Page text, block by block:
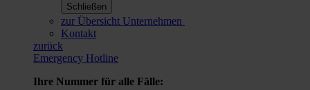
Schließen
zur Übersicht Unternehmen
Kontakt
zurück
Emergency Hotline
Ihre Nummer für alle Fälle: